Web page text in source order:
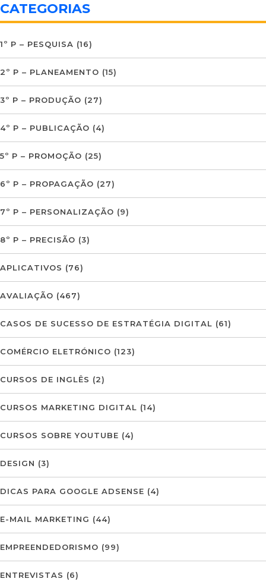
CATEGORIAS
1º P – PESQUISA (16)
2º P – PLANEAMENTO (15)
3º P – PRODUÇÃO (27)
4º P – PUBLICAÇÃO (4)
5º P – PROMOÇÃO (25)
6º P – PROPAGAÇÃO (27)
7º P – PERSONALIZAÇÃO (9)
8º P – PRECISÃO (3)
APLICATIVOS (76)
AVALIAÇÃO (467)
CASOS DE SUCESSO DE ESTRATÉGIA DIGITAL (61)
COMÉRCIO ELETRÓNICO (123)
CURSOS DE INGLÊS (2)
CURSOS MARKETING DIGITAL (14)
CURSOS SOBRE YOUTUBE (4)
DESIGN (3)
DICAS PARA GOOGLE ADSENSE (4)
E-MAIL MARKETING (44)
EMPREENDEDORISMO (99)
ENTREVISTAS (6)